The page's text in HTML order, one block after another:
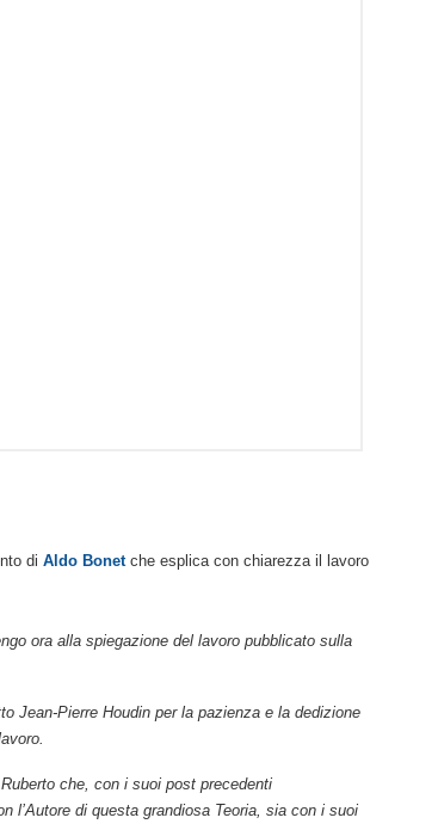
di Aldo Bonetche esplica con chiarezza il lavoro
ora alla spiegazione del lavoro pubblicato sulla
Jean-Pierre Houdin per la pazienza e la dedizione
che, con i suoi post precedenti
l’Autore di questa grandiosa Teoria, sia con i suoi